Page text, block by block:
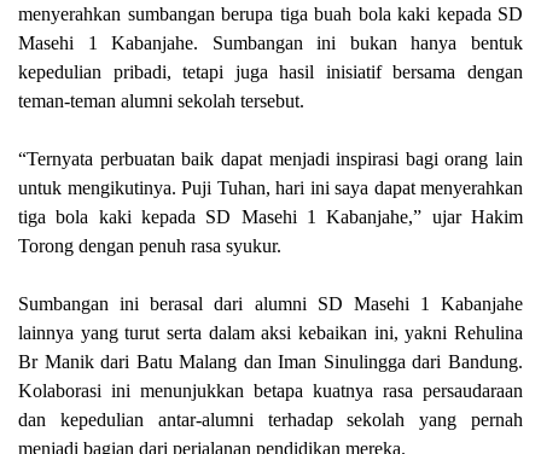
menyerahkan sumbangan berupa tiga buah bola kaki kepada SD
Masehi 1 Kabanjahe. Sumbangan ini bukan hanya bentuk
kepedulian pribadi, tetapi juga hasil inisiatif bersama dengan
teman-teman alumni sekolah tersebut.
“Ternyata perbuatan baik dapat menjadi inspirasi bagi orang lain
untuk mengikutinya. Puji Tuhan, hari ini saya dapat menyerahkan
tiga bola kaki kepada SD Masehi 1 Kabanjahe,” ujar Hakim
Torong dengan penuh rasa syukur.
Sumbangan ini berasal dari alumni SD Masehi 1 Kabanjahe
lainnya yang turut serta dalam aksi kebaikan ini, yakni Rehulina
Br Manik dari Batu Malang dan Iman Sinulingga dari Bandung.
Kolaborasi ini menunjukkan betapa kuatnya rasa persaudaraan
dan kepedulian antar-alumni terhadap sekolah yang pernah
menjadi bagian dari perjalanan pendidikan mereka.